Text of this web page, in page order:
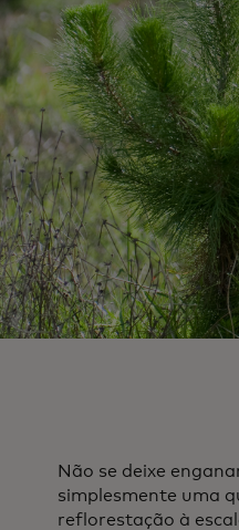
Não se deixe
simplesmente uma
reflorestação à